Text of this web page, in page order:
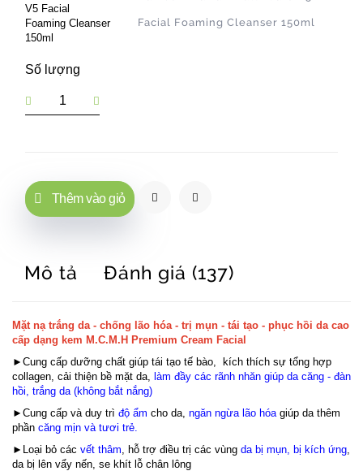
Facial Foaming Cleanser 150ml
Số lượng
Thêm vào giỏ
Mô tả Đánh giá (137)
Mặt nạ trắng da - chống lão hóa - trị mụn - tái tạo - phục hồi da cao
cấp dạng kem M.C.M.H Premium Cream Facial
►Cung cấp dưỡng chất giúp tái tạo tế bào, kích thích sự tổng hợp
collagen, cải thiện bề mặt da, làm đầy các rãnh nhăn giúp da căng - đàn
hồi, trắng da (không bắt nắng)
►Cung cấp và duy trì độ ẩm cho da, ngăn ngừa lão hóagiúp da thêm
phần căng mịn và tươi trẻ.
►Loại bỏ các vết thâm, hỗ trợ điều trị các vùng da bị mụn, bị kích ứng,
da bị lên vẩy nến, se khít lỗ chân lông